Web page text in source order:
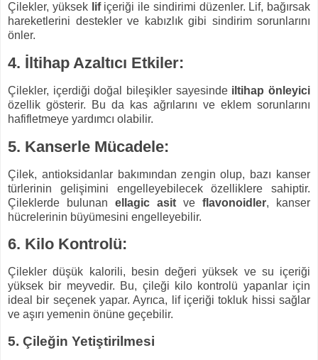
Çilekler, yüksek lifiçeriği ile sindirimi düzenler. Lif, bağırsak
hareketlerini destekler ve kabızlık gibi sindirim sorunlarını
önler.
4. İltihap Azaltıcı Etkiler:
Çilekler, içerdiği doğal bileşikler sayesinde iltihap önleyici
özellik gösterir. Bu da kas ağrılarını ve eklem sorunlarını
hafifletmeye yardımcı olabilir.
5. Kanserle Mücadele:
Çilek, antioksidanlar bakımından zengin olup, bazı kanser
türlerinin gelişimini engelleyebilecek özelliklere sahiptir.
Çileklerde bulunan ellagic asit ve flavonoidler, kanser
hücrelerinin büyümesini engelleyebilir.
6. Kilo Kontrolü:
Çilekler düşük kalorili, besin değeri yüksek ve su içeriği
yüksek bir meyvedir. Bu, çileği kilo kontrolü yapanlar için
ideal bir seçenek yapar. Ayrıca, lif içeriği tokluk hissi sağlar
ve aşırı yemenin önüne geçebilir.
5. Çileğin Yetiştirilmesi